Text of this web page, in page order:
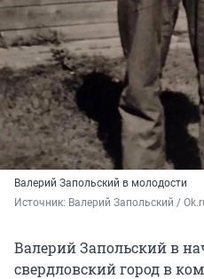
Валерий Запольский в молодости
Источник: Валерий Запольский /
Валерий Запольский в
свердловский город в